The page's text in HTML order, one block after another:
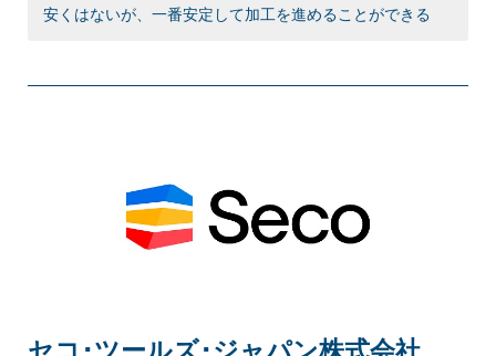
安くはないが、一番安定して加工を進めることができる
セコ･ツールズ･ジャパン株式会社